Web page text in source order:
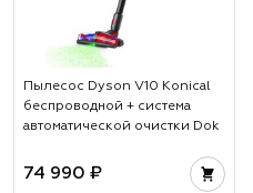
Пылесос Dyson V10 Konical
беспроводной + система
автоматической очистки Dok
74 990 ₽